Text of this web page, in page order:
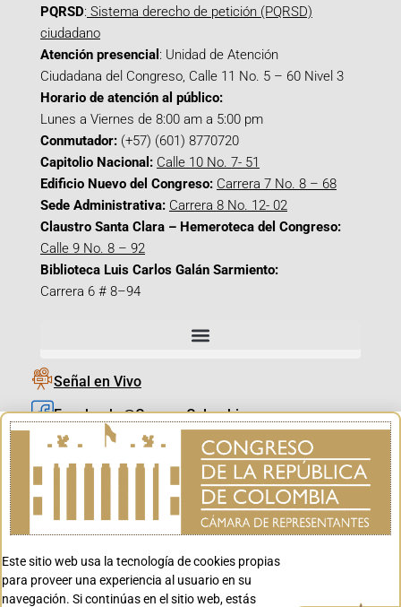
PQRSD: Sistema derecho de petición (PQRSD)
ciudadano
Atención presencial : Unidad de Atención
Ciudadana del Congreso, Calle 11 No. 5 – 60 Nivel 3
Horario de atención al público:
Lunes a Viernes de 8:00 am a 5:00 pm
Conmutador: (+57) (601) 8770720
Capitolio Nacional: Calle 10 No. 7- 51
Edificio Nuevo del Congreso: Carrera 7 No. 8 – 68
Sede Administrativa: Carrera 8 No. 12- 02
Claustro Santa Clara – Hemeroteca del Congreso:
Calle 9 No. 8 – 92
Biblioteca Luis Carlos Galán Sarmiento:
Carrera 6 # 8–94
Señal en Vivo
Facebook_@CamaraColombia
Instagram_@CamaraColombia
X_@CamaraColombia
Youtube_@CamaraColombia
Youtube_@CanalCongreso
Este sitio web usa la tecnología de cookies propias
para proveer una experiencia al usuario en su
navegación. Si continúas en el sitio web, estás